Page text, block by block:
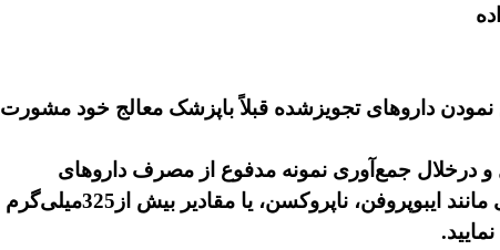
داروهای تجویزشده قبلاً باپزشک معالج خود مشورت
درخلال جمع‌آوری نمونه مدفوع از مصرف داروهای
ضدالتهاب غیراستروئیدی مانند ایبوپروفن، ناپروکسن، یا مقادیر بیش از325میلی‌گرم